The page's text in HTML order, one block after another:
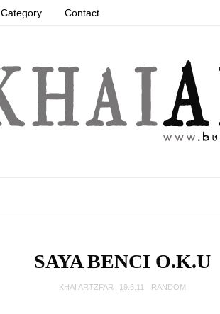
Category Contact
SAYA BENCI O.K.U
KHAI ARTZFAR 19.6.11 RANDOM